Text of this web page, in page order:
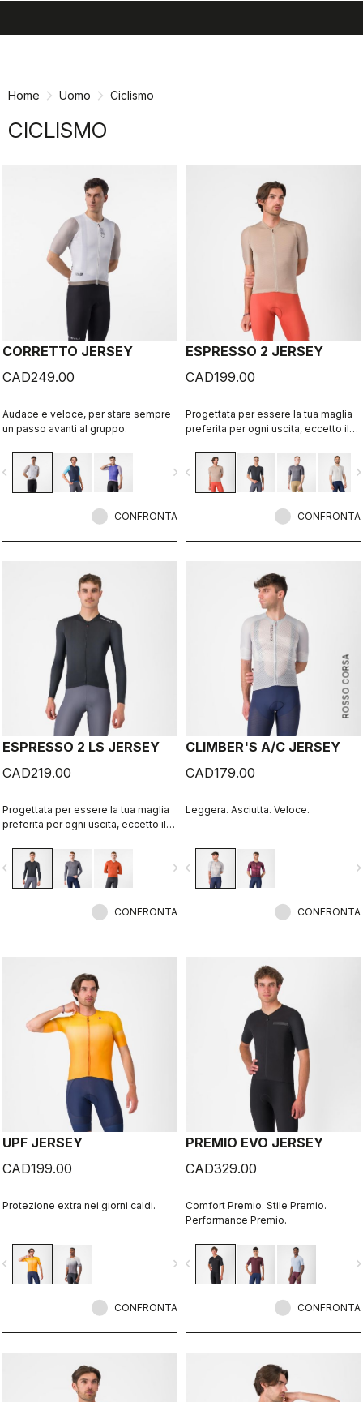
Home Uomo Ciclismo
CICLISMO
CORRETTO JERSEY
CAD249.00
Audace e veloce, per stare sempre
un passo avanti al gruppo.
navigate_next
CONFRONTA
ESPRESSO 2 JERSEY
CAD199.00
Progettata per essere la tua maglia
preferita per ogni uscita, eccetto il
Espresso, aggiornato e migliorato.
2.0
navigate_before
CONFRONTA
ESPRESSO 2 LS JERSEY
CAD219.00
Progettata per essere la tua maglia
preferita per ogni uscita, eccetto il
Espresso, aggiornato e migliorato.
2.0 Tessuto estivo per le giornate
fresche.
navigate_next
CONFRONTA
ROSSO CORSA
CLIMBER'S A/C JERSEY
CAD179.00
Leggera. Asciutta. Veloce.
navigate_before
CONFRONTA
UPF JERSEY
CAD199.00
Protezione extra nei giorni caldi.
navigate_next
CONFRONTA
PREMIO EVO JERSEY
CAD329.00
Comfort Premio. Stile Premio.
Performance Premio.
navigate_before
CONFRONTA